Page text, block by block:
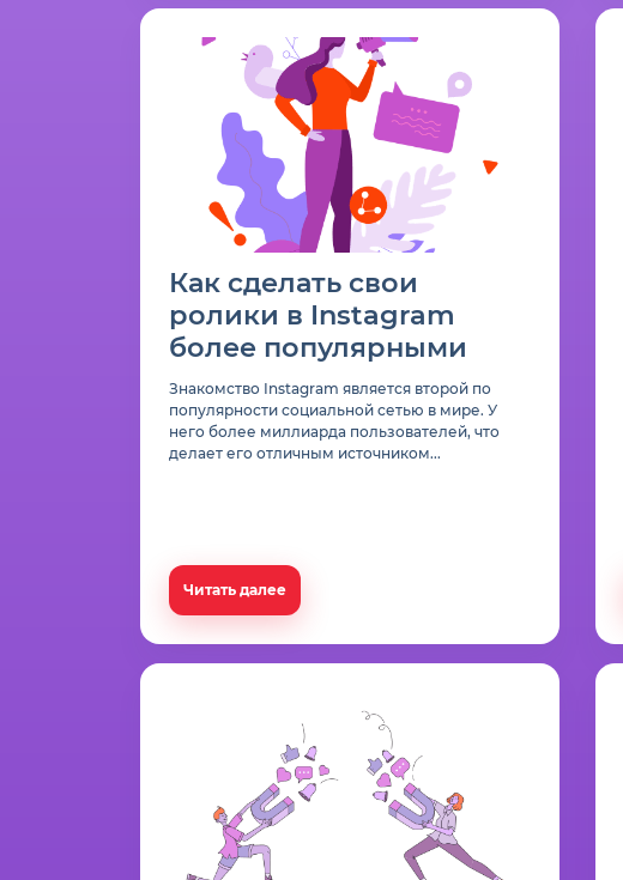
Как сделать свои
ролики в Instagram
более популярными
Знакомство Instagram является второй по
популярности социальной сетью в мире. У
него более миллиарда пользователей, что
делает его отличным источником...
Читать далее